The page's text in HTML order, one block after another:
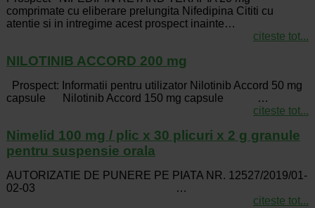
comprimate cu eliberare prelungita Nifedipina Cititi cu
atentie si in intregime acest prospect inainte…
citeste tot...
NILOTINIB ACCORD 200 mg
Prospect: Informatii pentru utilizator Nilotinib Accord 50 mg
capsule Nilotinib Accord 150 mg capsule …
citeste tot...
Nimelid 100 mg / plic x 30 plicuri x 2 g granule
pentru suspensie orala
AUTORIZATIE DE PUNERE PE PIATA NR. 12527/2019/01-
02-03 …
citeste tot...